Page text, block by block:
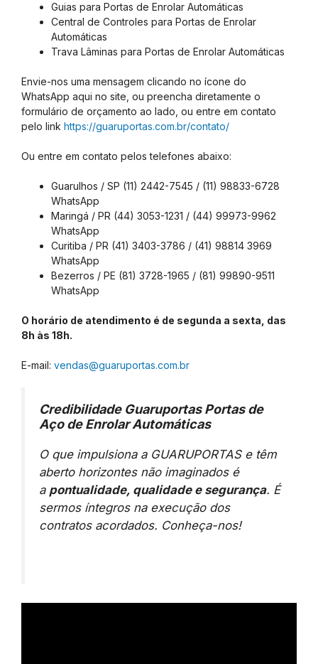
Guias para Portas de Enrolar Automáticas
Central de Controles para Portas de Enrolar
Automáticas
Trava Lâminas para Portas de Enrolar Automáticas
Envie-nos uma mensagem clicando no ícone do
WhatsApp aqui no site, ou preencha diretamente o
formulário de orçamento ao lado, ou entre em contato
pelo link https://guaruportas.com.br/contato/
Ou entre em contato pelos telefones abaixo:
Guarulhos / SP (11) 2442-7545 / (11) 98833-6728
WhatsApp
Maringá / PR (44) 3053-1231 / (44) 99973-9962
WhatsApp
Curitiba / PR (41) 3403-3786 / (41) 98814 3969
WhatsApp
Bezerros / PE (81) 3728-1965 / (81) 99890-9511
WhatsApp
O horário de atendimento é de segunda a sexta, das
8h às 18h.
E-mail: vendas@guaruportas.com.br
Credibilidade Guaruportas Portas de
Aço de Enrolar Automáticas
O que impulsiona a GUARUPORTAS e têm
aberto horizontes não imaginados é
a pontualidade, qualidade e segurança. É
sermos íntegros na execução dos
contratos acordados. Conheça-nos!